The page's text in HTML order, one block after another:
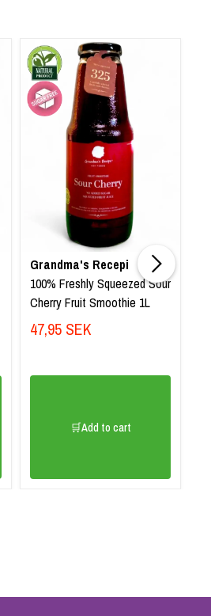
Grandma's Recepi
100% Freshly Squeezed Sour
Cherry Fruit Smoothie 1L
47,95 SEK
🛒Add to cart